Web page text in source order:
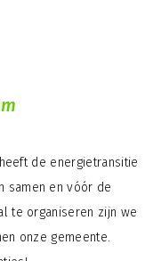
de energietransitie
samen en vóór de
te organiseren zijn we
onze gemeente.